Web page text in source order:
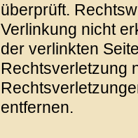
überprüft.
Verlinkung nicht
der verlinkten
Rechtsverletzung
entfernen.